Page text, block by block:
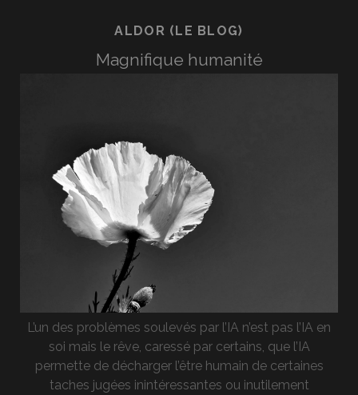
ALDOR (LE BLOG)
Magnifique humanité
L’un des problèmes soulevés par l’IA n’est pas l’IA en
soi mais le rêve, caressé par certains, que l’IA
permette de décharger l’être humain de certaines
taches jugées inintéressantes ou inutilement